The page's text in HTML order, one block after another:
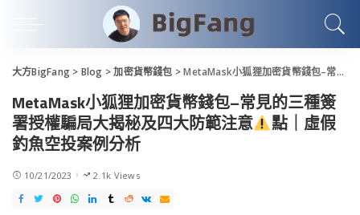
大方BigFang > Blog >加密貨幣錢包 >MetaMask小狐狸加密貨幣錢包–常見的三種簽署授權騙局大揭秘及四大防範注意
MetaMask小狐狸加密貨幣錢包–常見的三種簽
署授權騙局大揭秘及四大防範注意
點｜虛假
釣魚空投案例分析
10/21/2023 2.1k Views